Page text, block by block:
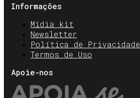
Informações
Mídia kit
Newsletter
Política de Privacidade
Termos de Uso
Apoie-nos